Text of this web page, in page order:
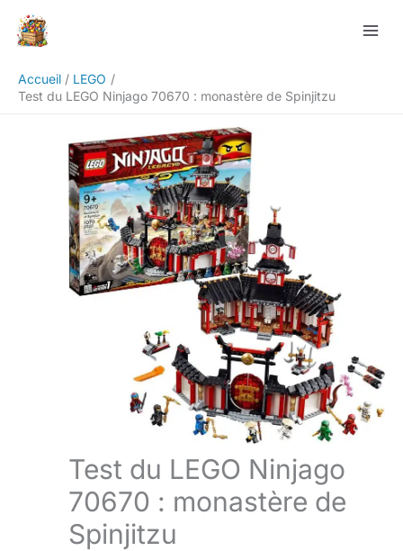
Accueil
LEGO
Test du LEGO Ninjago 70670 : monastère de Spinjitzu
Test du LEGO Ninjago
70670 : monastère de
Spinjitzu
Rechercher